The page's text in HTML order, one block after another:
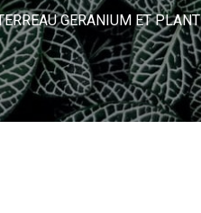
GERANIUM ET